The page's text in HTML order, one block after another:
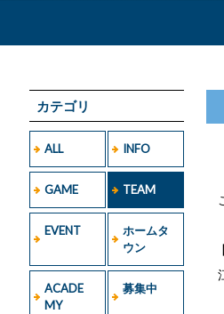
カテゴリ
ALL INFO
GAME TEAM
EVENT
ホームタ
ウン
ACADE
MY
募集中